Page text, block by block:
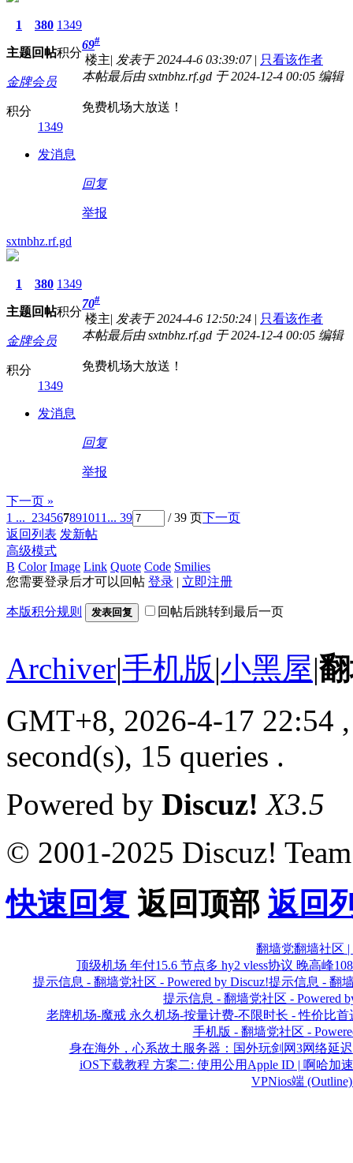
1
主题
380
回帖
1349
积分
金牌会员
积分
1349
发消息
69#
楼主| 发表于 2024-4-6 03:39:07 | 只看该作者
本帖最后由 sxtnbhz.rf.gd 于 2024-12-4 00:05 编辑
免费机场大放送！
回复
举报
sxtnbhz.rf.gd
1
主题
380
回帖
1349
积分
金牌会员
积分
1349
发消息
70#
楼主| 发表于 2024-4-6 12:50:24 | 只看该作者
本帖最后由 sxtnbhz.rf.gd 于 2024-12-4 00:05 编辑
免费机场大放送！
回复
举报
下一页 »
1 ... 234567891011 ... 39 / 39 页下一页
返回列表 发新帖
高级模式
B Color Image Link Quote Code Smilies
您需要登录后才可以回帖 登录 | 立即注册
本版积分规则 发表回复 回帖后跳转到最后一页
Archiver|手机版|小黑屋|
GMT+8, 2026-4-17 22:54
second(s), 15 queries .
Powered by Discuz! X3.5
© 2001-2025 Discuz!
快速回复 返回顶部 返回
翻墙党翻墙社区 |
顶级机场 年付15.6 节点多 hy2 vless协议 晚高峰
提示信息 - 翻墙党社区 - Powered by Discuz!提示信息 - 翻
提示信息 - 翻墙党社区 - Powered
老牌机场-魔戒 永久机场-按量计费-不限时长 - 性价比
手机版 - 翻墙党社区 -
身在海外，心系故土服务器：国外玩剑网3网络延
iOS下载教程 方案二: 使用公用Apple ID | 啊哈加
VPNios端